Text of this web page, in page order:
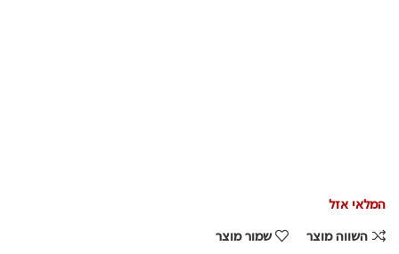
המלאי אזל
השווה מוצר שמור מוצר